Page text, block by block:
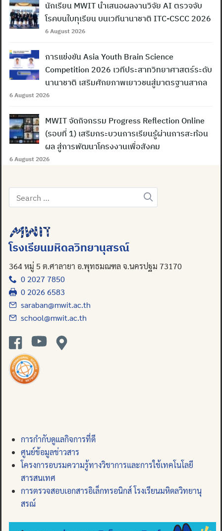
Search
นักเรียน MWIT นำเสนอผลงานวิจัย AI ตรวจจับ
โรคบนใบทุเรียน บนเวทีนานาชาติ ITC-CSCC 2026
6 August 2026
การแข่งขัน Asia Youth Brain Science
Competition 2026 เวทีประสาทวิทยาศาสตร์ระดับ
นานาชาติ เสริมศักยภาพเยาวชนสู่มาตรฐานสากล
6 August 2026
MWIT จัดกิจกรรม Progress Reflection Online
(รอบที่ 1) เสริมกระบวนการเรียนรู้ผ่านการสะท้อน
ผล สู่การพัฒนาโครงงานเพื่อสังคม
6 August 2026
Search
for:
โรงเรียนมหิดลวิทยานุสรณ์
364 หมู่ 5 ต.ศาลายา อ.พุทธมณฑล จ.นครปฐม 73170
0 2027 7850
0 2026 6583
saraban@mwit.ac.th
school@mwit.ac.th
การกำกับดูแลกิจการที่ดี
ศูนย์ข้อมูลข่าวสาร
โครงการอบรมความรู้ทางวิชาการและการใช้เทคโนโลยี
สารสนเทศ
การตรวจสอบเอกสารอิเล็กทรอนิกส์ โรงเรียนมหิดลวิทยานุ
สรณ์